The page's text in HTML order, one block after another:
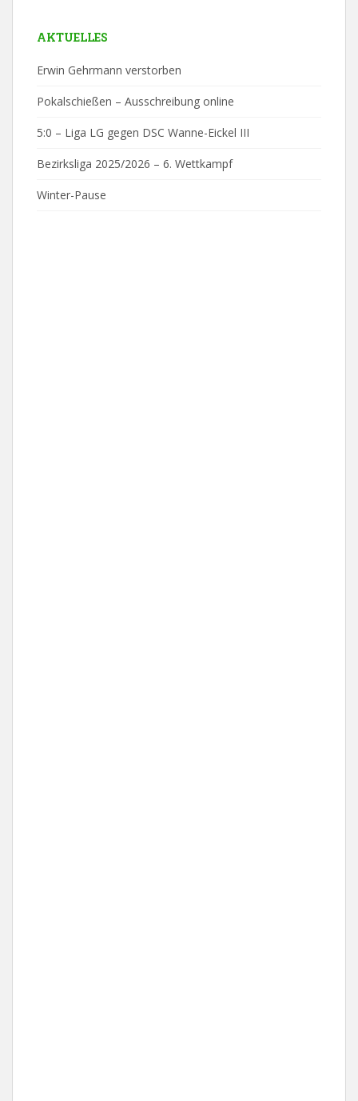
AKTUELLES
Erwin Gehrmann verstorben
Pokalschießen – Ausschreibung online
5:0 – Liga LG gegen DSC Wanne-Eickel III
Bezirksliga 2025/2026 – 6. Wettkampf
Winter-Pause